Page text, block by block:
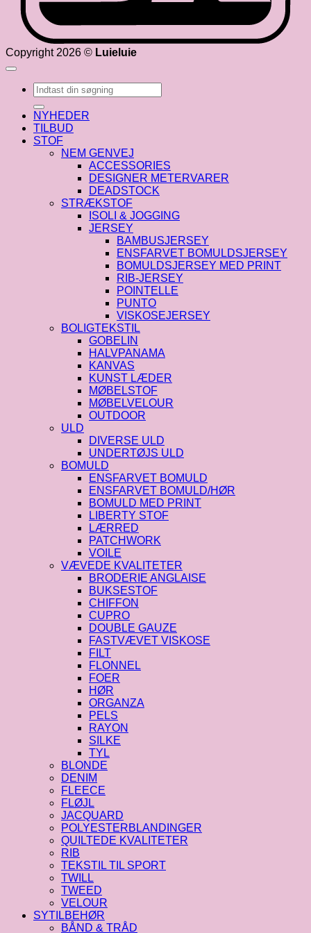
Copyright 2026 © Luieluie
Søg
efter:
NYHEDER
TILBUD
STOF
NEM GENVEJ
ACCESSORIES
DESIGNER METERVARER
DEADSTOCK
STRÆKSTOF
ISOLI & JOGGING
JERSEY
BAMBUSJERSEY
ENSFARVET BOMULDSJERSEY
BOMULDSJERSEY MED PRINT
RIB-JERSEY
POINTELLE
PUNTO
VISKOSEJERSEY
BOLIGTEKSTIL
GOBELIN
HALVPANAMA
KANVAS
KUNST LÆDER
MØBELSTOF
MØBELVELOUR
OUTDOOR
ULD
DIVERSE ULD
UNDERTØJS ULD
BOMULD
ENSFARVET BOMULD
ENSFARVET BOMULD/HØR
BOMULD MED PRINT
LIBERTY STOF
LÆRRED
PATCHWORK
VOILE
VÆVEDE KVALITETER
BRODERIE ANGLAISE
BUKSESTOF
CHIFFON
CUPRO
DOUBLE GAUZE
FASTVÆVET VISKOSE
FILT
FLONNEL
FOER
HØR
ORGANZA
PELS
RAYON
SILKE
TYL
BLONDE
DENIM
FLEECE
FLØJL
JACQUARD
POLYESTERBLANDINGER
QUILTEDE KVALITETER
RIB
TEKSTIL TIL SPORT
TWILL
TWEED
VELOUR
SYTILBEHØR
BÅND & TRÅD